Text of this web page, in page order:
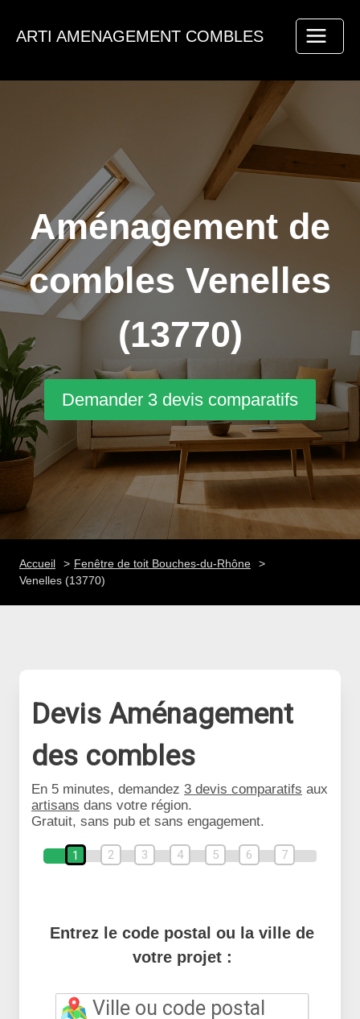
ARTI AMENAGEMENT COMBLES
Aménagement de
combles Venelles
(13770)
Demander 3 devis comparatifs
Accueil
Fenêtre de toit Bouches-du-Rhône
Venelles (13770)
Devis Aménagement
des combles
En 5 minutes, demandez 3 devis comparatifs aux
artisans dans votre région.
Gratuit, sans pub et sans engagement.
1 2 3 4 5 6 7
Entrez le code postal ou la ville de
votre projet :